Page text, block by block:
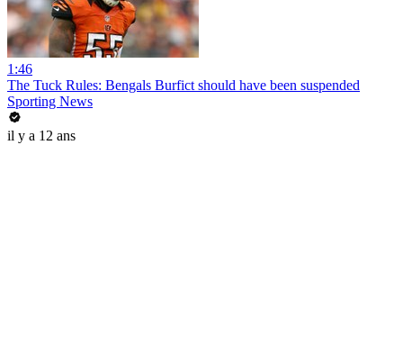
1:46
The Tuck Rules: Bengals Burfict should have been suspended
Sporting News
il y a 12 ans